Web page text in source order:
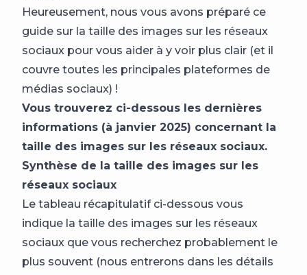
Heureusement, nous vous avons préparé ce
guide sur la taille des images sur les réseaux
sociaux pour vous aider à y voir plus clair (et il
couvre toutes les principales plateformes de
médias sociaux) !
Vous trouverez ci-dessous les dernières
informations (à janvier 2025) concernant la
taille des images sur les réseaux sociaux.
Synthèse de la taille des images sur les
réseaux sociaux
Le tableau récapitulatif ci-dessous vous
indique la taille des images sur les réseaux
sociaux que vous recherchez probablement le
plus souvent (nous entrerons dans les détails